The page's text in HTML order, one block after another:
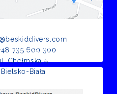
735 600 300
Chełmska 5
Biała
Google